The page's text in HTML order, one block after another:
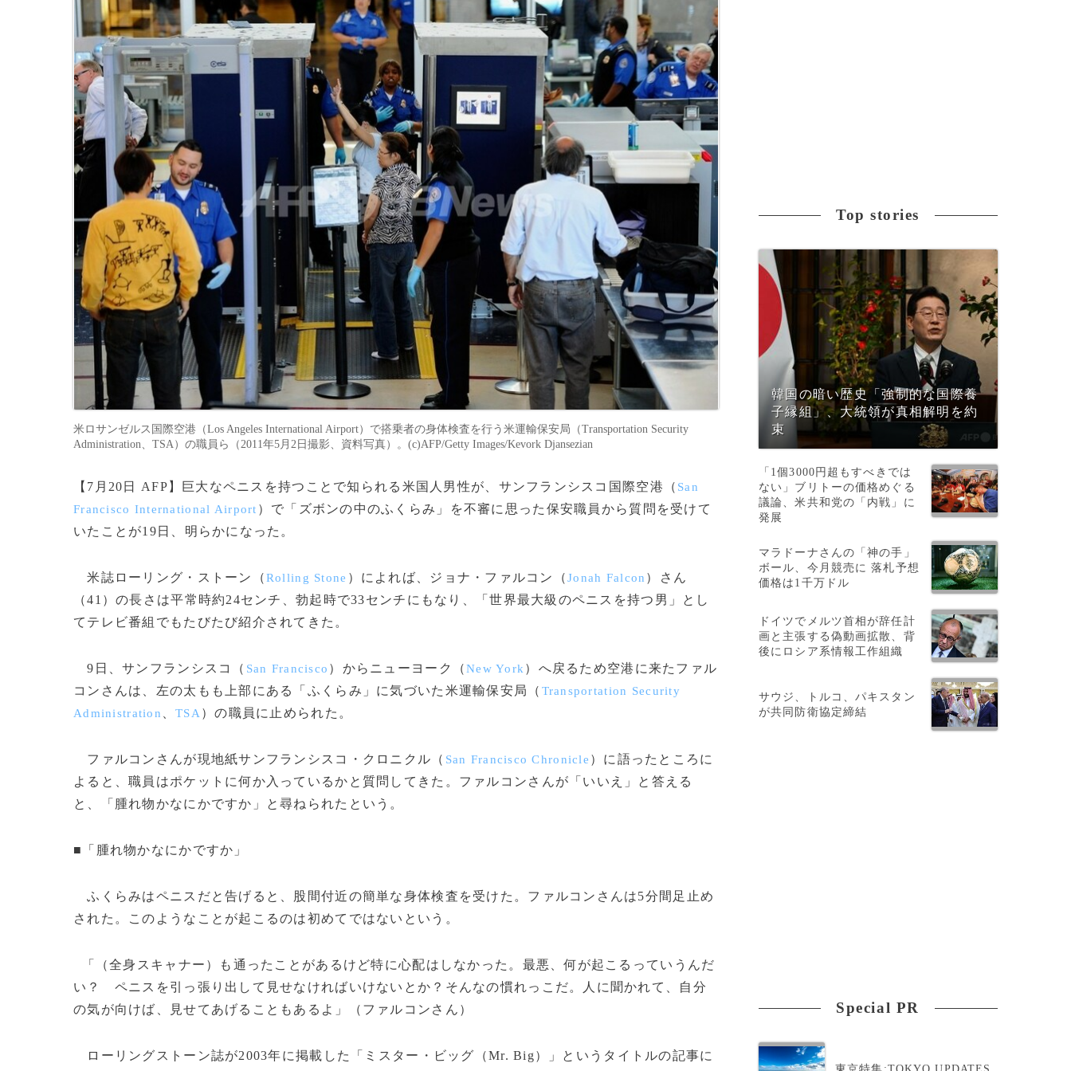
米ロサンゼルス国際空港（Los Angeles International Airport）で搭乗者の身体検査を行う米運輸保安局（Transportation Security
Administration、TSA）の職員ら（2011年5月2日撮影、資料写真）。(c)AFP/Getty Images/Kevork Djansezian
【7月20日 AFP】巨大なペニスを持つことで知られる米国人男性が、サンフランシスコ国際空港（ San
Francisco International Airport ）で「ズボンの中のふくらみ」を不審に思った保安職員から質問を受けて
いたことが19日、明らかになった。
米誌ローリング・ストーン（Rolling Stone ）によれば、ジョナ・ファルコン（Jonah Falcon ）さん
（41）の長さは平常時約24センチ、勃起時で33センチにもなり、「世界最大級のペニスを持つ男」とし
てテレビ番組でもたびたび紹介されてきた。
9日、サンフランシスコ（ San Francisco ）からニューヨーク（New York ）へ戻るため空港に来たファル
コンさんは、左の太もも上部にある「ふくらみ」に気づいた米運輸保安局（ Transportation Security
Administration
、TSA ）の職員に止められた。
ファルコンさんが現地紙サンフランシスコ・クロニクル（ San Francisco Chronicle ）に語ったところに
よると、職員はポケットに何か入っているかと質問してきた。ファルコンさんが「いいえ」と答える
と、「腫れ物かなにかですか」と尋ねられたという。
■「腫れ物かなにかですか」
ふくらみはペニスだと告げると、股間付近の簡単な身体検査を受けた。ファルコンさんは5分間足止め
された。このようなことが起こるのは初めてではないという。
「（全身スキャナー）も通ったことがあるけど特に心配はしなかった。最悪、何が起こるっていうんだ
い？ ペニスを引っ張り出して見せなければいけないとか？そんなの慣れっこだ。人に聞かれて、自分
の気が向けば、見せてあげることもあるよ」（ファルコンさん）
ローリングストーン誌が2003年に掲載した「ミスター・ビッグ（Mr. Big）」というタイトルの記事に
Top stories
韓国の暗い歴史「強制的な国際養
子縁組」、大統領が真相解明を約
束
「1個3000円超もすべきでは
ない」ブリトーの価格めぐる
議論、米共和党の「内戦」に
発展
マラドーナさんの「神の手」
ボール、今月競売に 落札予想
価格は1千万ドル
ドイツでメルツ首相が辞任計
画と主張する偽動画拡散、背
後にロシア系情報工作組織
サウジ、トルコ、パキスタン
が共同防衛協定締結
Special PR
東京特集:TOKYO UPDATES